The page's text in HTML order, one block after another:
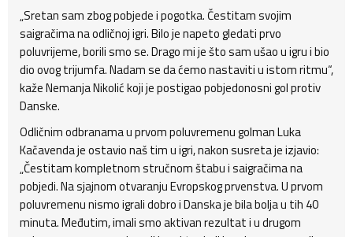
„Sretan sam zbog pobjede i pogotka. Čestitam svojim
saigračima na odličnoj igri. Bilo je napeto gledati prvo
poluvrijeme, borili smo se. Drago mi je što sam ušao u igru i bio
dio ovog trijumfa. Nadam se da ćemo nastaviti u istom ritmu“,
kaže Nemanja Nikolić koji je postigao pobjedonosni gol protiv
Danske.
Odličnim odbranama u prvom poluvremenu golman Luka
Kačavenda je ostavio naš tim u igri, nakon susreta je izjavio:
„Čestitam kompletnom stručnom štabu i saigračima na
pobjedi. Na sjajnom otvaranju Evropskog prvenstva. U prvom
poluvremenu nismo igrali dobro i Danska je bila bolja u tih 40
minuta. Međutim, imali smo aktivan rezultat i u drugom